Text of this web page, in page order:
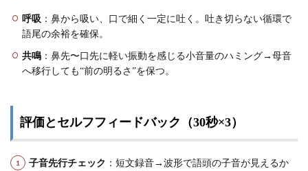
呼吸 ：鼻から吸い、口で細く一定に吐く。吐き切らない循環で
語尾の余裕を確保。
共鳴 ：鼻先〜口先に軽い振動を感じる小音量のハミング→母音
へ移行しても“前の明るさ”を保つ。
評価とセルフフィードバック（30秒×3）
子音先行チェック ：短文録音→波形で語頭の子音が見えるか